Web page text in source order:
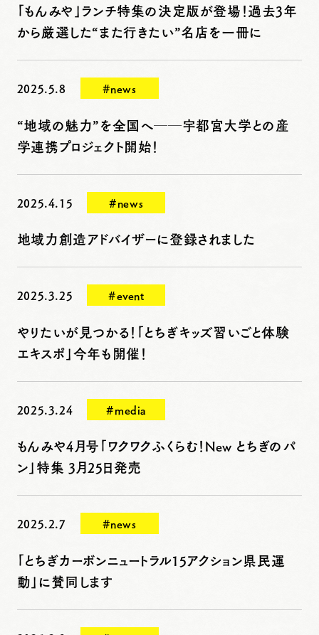
「もんみや」ランチ特集の決定版が登場！過去3年
から厳選した“また行きたい”名店を一冊に
2025.5.8 #news
“地域の魅力”を全国へ──宇都宮大学との産
学連携プロジェクト開始！
2025.4.15 #news
地域力創造アドバイザーに登録されました
2025.3.25 #event
やりたいが見つかる！「とちぎキッズ習いごと体験
エキスポ」今年も開催！
2025.3.24 #media
もんみや4月号「ワクワクふくらむ！New とちぎのパ
ン」特集 3月25日発売
2025.2.7 #news
「とちぎカーボンニュートラル15アクション県民運
動」に賛同します